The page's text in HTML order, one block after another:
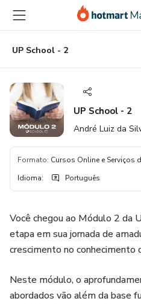
para
conteúdo
principal
para
pagamento
para
rodapé
UP School - 2
UP School - 2
André Luiz da
Formato: Cursos Online e Serviços
Idioma: Português
Você chegou ao Módulo 2 da
etapa em sua jornada de
crescimento no conhecimento
Neste módulo, o
abordados vão além da base